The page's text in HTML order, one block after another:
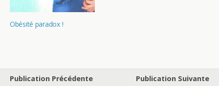
Obésité paradox !
Publication Précédente
Publication Suivante